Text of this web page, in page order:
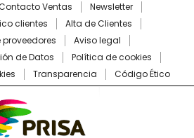
Ventas
Newsletter
clientes
Alta de Clientes
proveedores
Aviso legal
de Datos
Política de cookies
Transparencia Código Ético